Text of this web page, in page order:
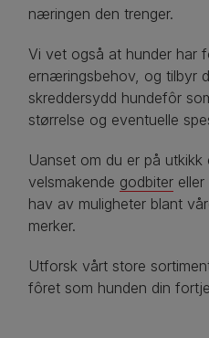
næringen den trenger.
Vi vet også at hunder har
ernæringsbehov, og tilbyr
skreddersydd hundefôr
størrelse og eventuelle
Uanset om du er på utkikk
velsmakende godbiter
hav av muligheter blant
merker.
Utforsk vårt store
fôret som hunden din